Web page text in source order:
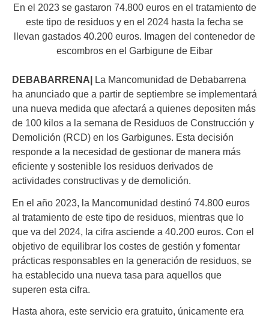
En el 2023 se gastaron 74.800 euros en el tratamiento de
este tipo de residuos y en el 2024 hasta la fecha se
llevan gastados 40.200 euros. Imagen del contenedor de
escombros en el Garbigune de Eibar
DEBABARRENA|
La Mancomunidad de Debabarrena
ha anunciado que a partir de septiembre se implementará
una nueva medida que afectará a quienes depositen más
de 100 kilos a la semana de Residuos de Construcción y
Demolición (RCD) en los Garbigunes. Esta decisión
responde a la necesidad de gestionar de manera más
eficiente y sostenible los residuos derivados de
actividades constructivas y de demolición.
En el año 2023, la Mancomunidad destinó 74.800 euros
al tratamiento de este tipo de residuos, mientras que lo
que va del 2024, la cifra asciende a 40.200 euros. Con el
objetivo de equilibrar los costes de gestión y fomentar
prácticas responsables en la generación de residuos, se
ha establecido una nueva tasa para aquellos que
superen esta cifra.
Hasta ahora, este servicio era gratuito, únicamente era